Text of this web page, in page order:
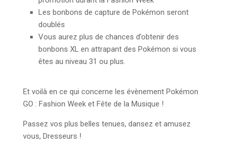
Les bonbons de capture de Pokémon seront
doublés
Vous aurez plus de chances d’obtenir des
bonbons XL en attrapant des Pokémon si vous
êtes au niveau 31 ou plus.
Et voilà en ce qui concerne les évènement Pokémon
GO : Fashion Week et Fête de la Musique !
Passez vos plus belles tenues, dansez et amusez
vous, Dresseurs !